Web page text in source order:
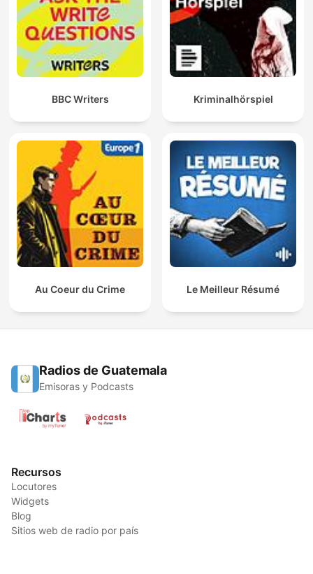
BBC Writers Kriminalhörspiel
Au Coeur du Crime Le Meilleur Résumé
Radios de Guatemala
Emisoras y Podcasts
Recursos
Locutores
Widgets
Blog
Sitios web de radio por país